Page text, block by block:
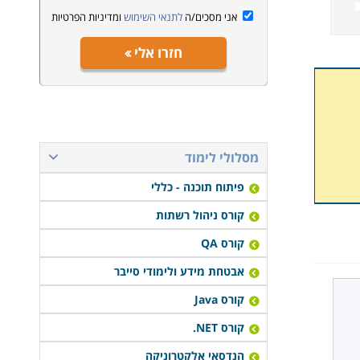
אני מסכים/הלתנאי השימוש ומדיניות הפרטיות
חזרו אלי
מסלולי לימוד
פיתוח תוכנה - כללי
קורס ניהול רשתות
קורס QA
אבטחת מידע ולימודי סייבר
קורס Java
קורס NET.
הנדסאי אלקטרוניקה